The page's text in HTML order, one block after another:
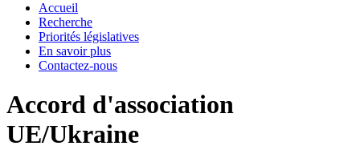
Accueil
Recherche
Priorités législatives
En savoir plus
Contactez-nous
Accord d'association
UE/Ukraine